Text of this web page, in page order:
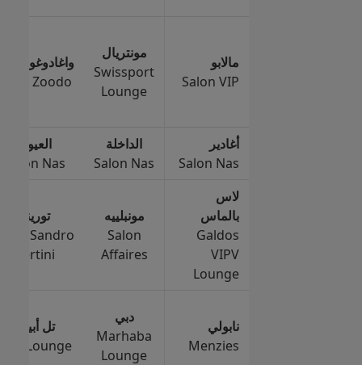
مالابو
Salon VIP
مونتريال
Swissport
Lounge
واغادوغو
Zoodo
أغادير
Salon Nas
الداخلة
Salon Nas
العيون
Salon Nas
لاس
بالماس
Galdos
VIPV
Lounge
مونبلييه
Salon
Affaires
تورينو
Sandro
Pertini
نابولي
Menzies
دبي
Marhaba
Lounge
تل أبيب
Lounge